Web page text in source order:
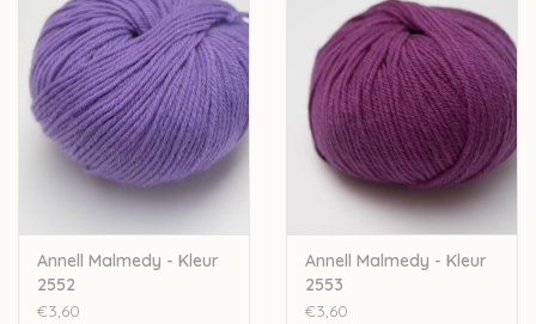
een Belgisch bedrijf, waardoor we makkelijk wol kunnen
bijbestellen op vraag.
Annell Malmedy - Kleur
2552
€3,60
Annell Malmedy - Kleur
2553
€3,60